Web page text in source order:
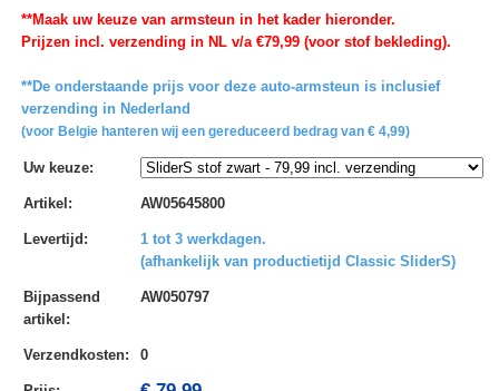
**Maak uw keuze van armsteun in het kader hieronder.
Prijzen incl. verzending in NL v/a €79,99 (voor stof bekleding).
**De onderstaande prijs voor deze auto-armsteun is inclusief
verzending in Nederland
(voor Belgie hanteren wij een gereduceerd bedrag van € 4,99)
Uw keuze:
Artikel : AW05645800
Levertijd :
1 tot 3 werkdagen.
(afhankelijk van productietijd Classic SliderS)
Bijpassend
artikel :
AW050797
Verzendkosten: 0